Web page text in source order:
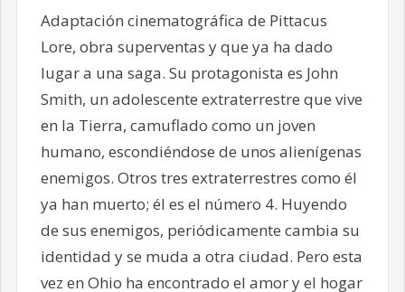
Adaptación cinematográfica de Pittacus
Lore, obra superventas y que ya ha dado
lugar a una saga. Su protagonista es John
Smith, un adolescente extraterrestre que vive
en la Tierra, camuflado como un joven
humano, escondiéndose de unos alienígenas
enemigos. Otros tres extraterrestres como él
ya han muerto; él es el número 4. Huyendo
de sus enemigos, periódicamente cambia su
identidad y se muda a otra ciudad. Pero esta
vez en Ohio ha encontrado el amor y el hogar